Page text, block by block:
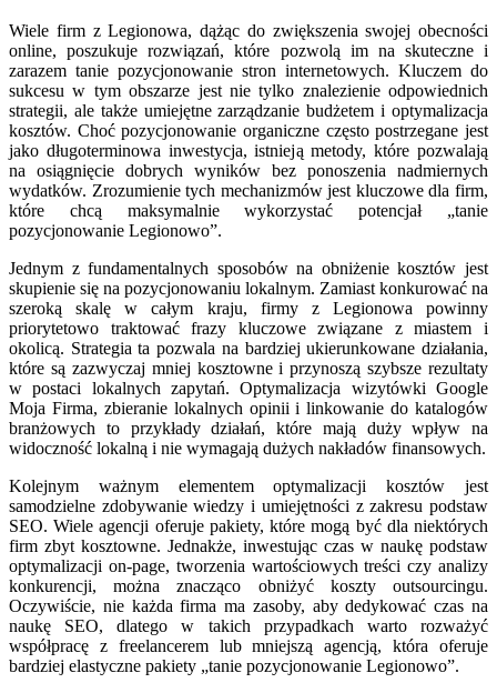
Wiele firm z Legionowa, dążąc do zwiększenia swojej obecności
online, poszukuje rozwiązań, które pozwolą im na skuteczne i
zarazem tanie pozycjonowanie stron internetowych. Kluczem do
sukcesu w tym obszarze jest nie tylko znalezienie odpowiednich
strategii, ale także umiejętne zarządzanie budżetem i optymalizacja
kosztów. Choć pozycjonowanie organiczne często postrzegane jest
jako długoterminowa inwestycja, istnieją metody, które pozwalają
na osiągnięcie dobrych wyników bez ponoszenia nadmiernych
wydatków. Zrozumienie tych mechanizmów jest kluczowe dla firm,
które chcą maksymalnie wykorzystać potencjał „tanie
pozycjonowanie Legionowo”.
Jednym z fundamentalnych sposobów na obniżenie kosztów jest
skupienie się na pozycjonowaniu lokalnym. Zamiast konkurować na
szeroką skalę w całym kraju, firmy z Legionowa powinny
priorytetowo traktować frazy kluczowe związane z miastem i
okolicą. Strategia ta pozwala na bardziej ukierunkowane działania,
które są zazwyczaj mniej kosztowne i przynoszą szybsze rezultaty
w postaci lokalnych zapytań. Optymalizacja wizytówki Google
Moja Firma, zbieranie lokalnych opinii i linkowanie do katalogów
branżowych to przykłady działań, które mają duży wpływ na
widoczność lokalną i nie wymagają dużych nakładów finansowych.
Kolejnym ważnym elementem optymalizacji kosztów jest
samodzielne zdobywanie wiedzy i umiejętności z zakresu podstaw
SEO. Wiele agencji oferuje pakiety, które mogą być dla niektórych
firm zbyt kosztowne. Jednakże, inwestując czas w naukę podstaw
optymalizacji on-page, tworzenia wartościowych treści czy analizy
konkurencji, można znacząco obniżyć koszty outsourcingu.
Oczywiście, nie każda firma ma zasoby, aby dedykować czas na
naukę SEO, dlatego w takich przypadkach warto rozważyć
współpracę z freelancerem lub mniejszą agencją, która oferuje
bardziej elastyczne pakiety „tanie pozycjonowanie Legionowo”.